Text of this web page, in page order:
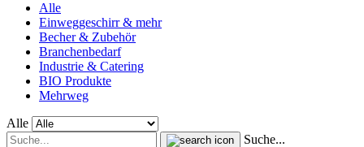
Alle
Einweggeschirr & mehr
Becher & Zubehör
Branchenbedarf
Industrie & Catering
BIO Produkte
Mehrweg
Alle
Suche...